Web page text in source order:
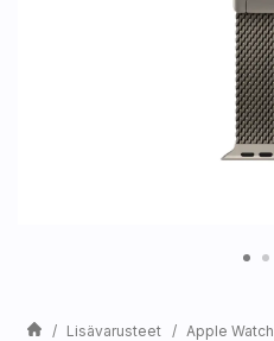
Lisävarusteet Apple Watch